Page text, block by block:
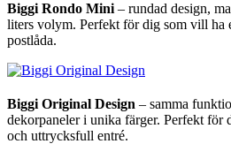
Biggi Rondo Mini – rundad design,
liters volym. Perfekt för dig som vill ha
postlåda.
Biggi Original Design – samma
dekorpaneler i unika färger. Perfekt för
och uttrycksfull entré.